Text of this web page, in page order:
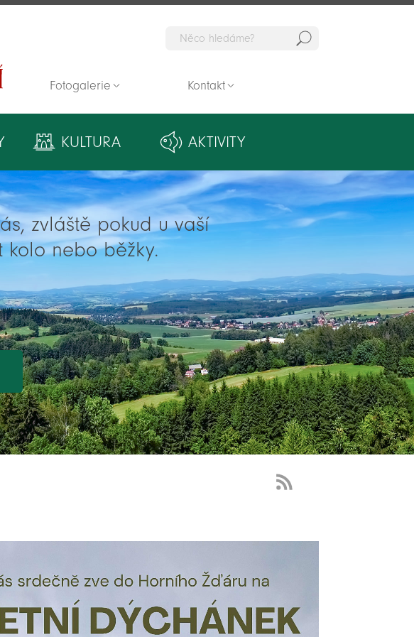
Fotogalerie Kontakt
KULTURA AKTIVITY
zvláště pokud u vaší
nebo běžky.